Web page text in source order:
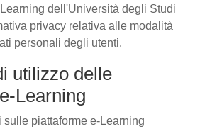
dell'Università degli Studi
privacy relativa alle modalità
personali degli utenti.
utilizzo delle
Learning
sulle piattaforme e-Learning